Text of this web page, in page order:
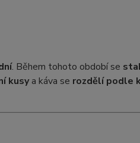
. Během tohoto období se
kusya káva se rozdělí podle